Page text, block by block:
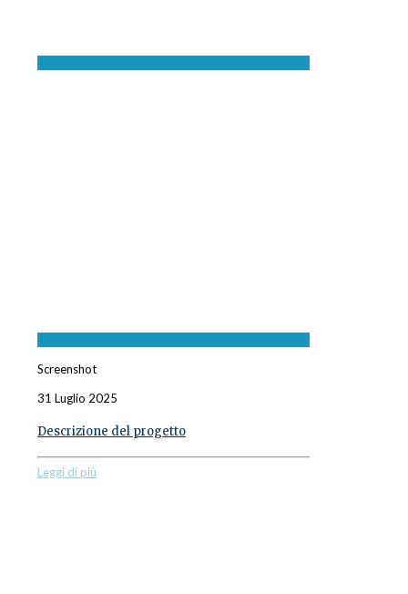
Screenshot
31 Luglio 2025
Descrizione del progetto
Leggi di più